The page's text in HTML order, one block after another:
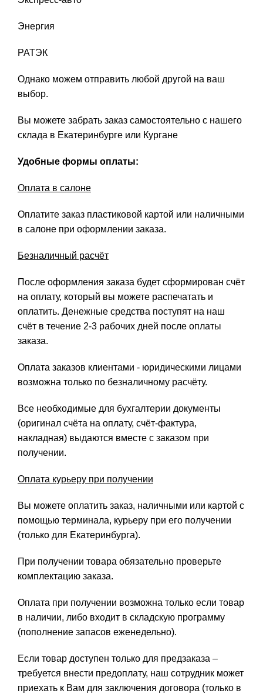
Энергия
РАТЭК
Однако можем отправить любой другой на ваш
выбор.
Вы можете забрать заказ самостоятельно с нашего
склада в Екатеринбурге или Кургане
Удобные формы оплаты:
Оплата в салоне
Оплатите заказ пластиковой картой или наличными
в салоне при оформлении заказа.
Безналичный расчёт
После оформления заказа будет сформирован счёт
на оплату, который вы можете распечатать и
оплатить. Денежные средства поступят на наш
счёт в течение 2-3 рабочих дней после оплаты
заказа.
Оплата заказов клиентами - юридическими лицами
возможна только по безналичному расчёту.
Все необходимые для бухгалтерии документы
(оригинал счёта на оплату, счёт-фактура,
накладная) выдаются вместе с заказом при
получении.
Оплата курьеру при получении
Вы можете оплатить заказ, наличными или картой с
помощью терминала, курьеру при его получении
(только для Екатеринбурга).
При получении товара обязательно проверьте
комплектацию заказа.
Оплата при получении возможна только если товар
в наличии, либо входит в складскую программу
(пополнение запасов еженедельно).
Если товар доступен только для предзаказа –
требуется внести предоплату, наш сотрудник может
приехать к Вам для заключения договора (только в